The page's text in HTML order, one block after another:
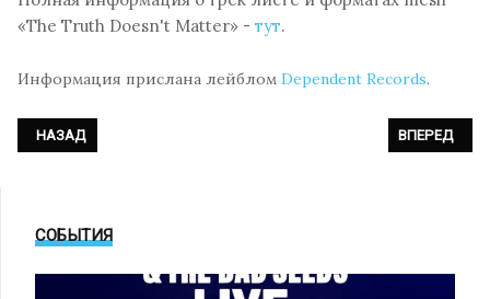
«The Truth Doesn't Matter» - тут.
Информация прислана лейблом Dependent Records.
ПРЕДЫДУЩИЙ: «FUTURE QUIET» — НОВЫЙ СТУДИЙНЫЙ АЛЬБОМ
НАЗАД СЛЕДУЮЩИЙ:
ВПЕРЕД
СОБЫТИЯ